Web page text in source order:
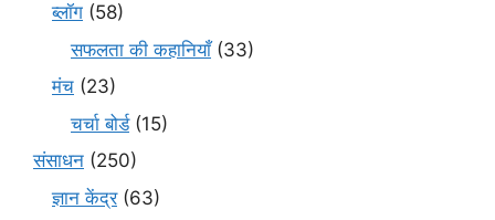
ब्लॉग (58)
सफलता की कहानियाँ(33)
मंच (23)
चर्चा बोर्ड(15)
संसाधन (250)
ज्ञान केंद्र(63)